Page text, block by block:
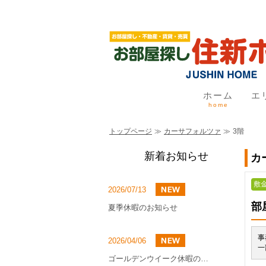
ホーム
home
エ
トップページ ≫ カーサフォルツァ ≫ 3階
カ
敷
部
新着お知らせ
2026/07/13
夏季休暇のお知らせ
2026/04/06
ゴールデンウイーク休暇のお知らせ